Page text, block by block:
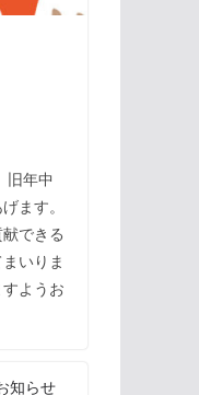
旧年中
ます。
できる
いりま
ようお
知らせ